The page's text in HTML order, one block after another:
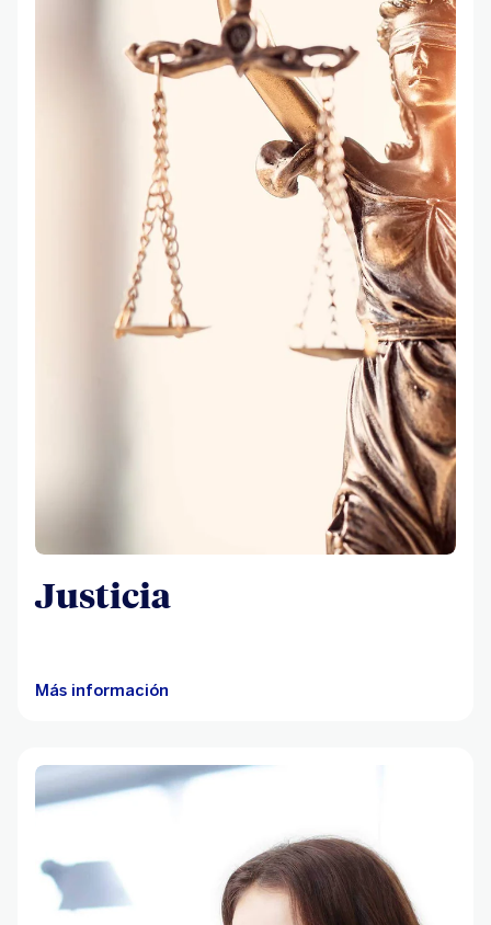
Justicia
Más información